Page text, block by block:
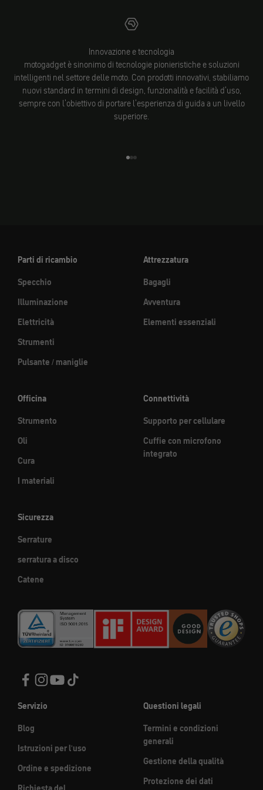
Innovazione e tecnologia
motogadget è sinonimo di tecnologie pionieristiche e soluzioni
intelligenti nel settore delle moto. Con prodotti innovativi, stabiliamo
nuovi standard in termini di design, funzionalità e facilità d'uso,
sempre con l'obiettivo di portare l'esperienza di guida a un livello
superiore.
Parti di ricambio
Specchio
Illuminazione
Elettricità
Strumenti
Pulsante / maniglie
Attrezzatura
Bagagli
Avventura
Elementi essenziali
Officina
Strumento
Oli
Cura
I materiali
Connettività
Supporto per cellulare
Cuffie con microfono
integrato
Sicurezza
Serrature
serratura a disco
Catene
Servizio
Blog
Istruzioni per l'uso
Ordine e spedizione
Questioni legali
Termini e condizioni
generali
Gestione della qualità
Protezione dei dati